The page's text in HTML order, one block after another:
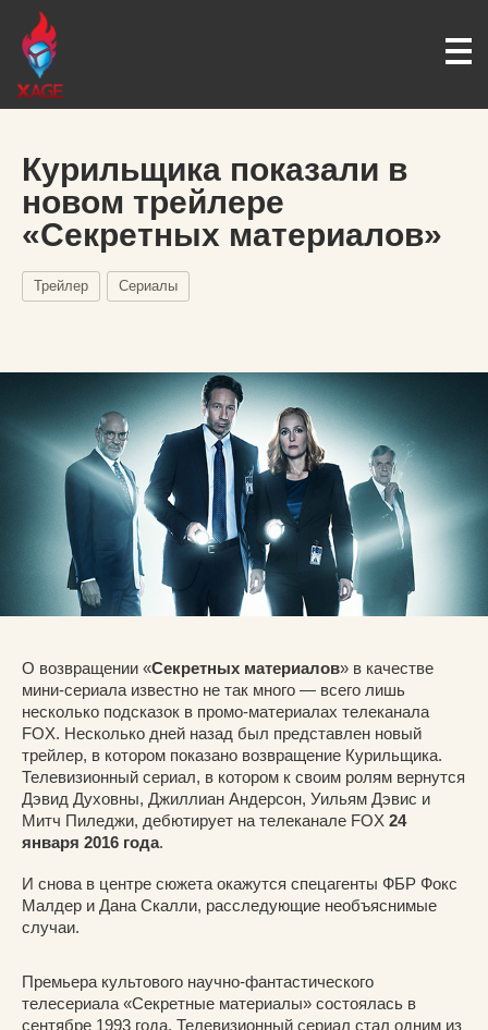
Курильщика показали в
новом трейлере
«Секретных материалов»
Трейлер Сериалы
О возвращении «Секретных материалов» в качестве
мини-сериала известно не так много — всего лишь
несколько подсказок в промо-материалах телеканала
FOX. Несколько дней назад был представлен новый
трейлер, в котором показано возвращение Курильщика.
Телевизионный сериал, в котором к своим ролям вернутся
Дэвид Духовны, Джиллиан Андерсон, Уильям Дэвис и
Митч Пиледжи, дебютирует на телеканале FOX 24
января 2016 года.
И снова в центре сюжета окажутся спецагенты ФБР Фокс
Малдер и Дана Скалли, расследующие необъяснимые
случаи.
Премьера культового научно-фантастического
телесериала «Секретные материалы» состоялась в
сентябре 1993 года. Телевизионный сериал стал одним из